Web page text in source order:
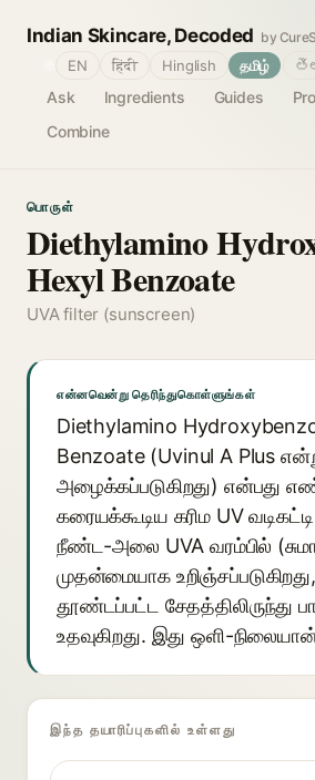
Indian Skincare, Decoded by
Ask Ingredients Guides
Combine
EN हिंदी Hinglish தமிழ்
பொருள்
Diethylamino
Hexyl Benzoate
UVA filter (sunscreen)
என்னவென்று தெரிந்துகொள்ளுங்கள்
Diethylamino
Benzoate (Uvinul A Plus
அழைக்கப்படுகிறது) என்பது
கரையக்கூடிய கரிம UV
நீண்ட-அலை UVA வரம்பில்
முதன்மையாக
தூண்டப்பட்ட சேதத்திலிருந்து
உதவுகிறது. இது ஒளி-
இந்த தயாரிப்புகளில் உள்ளது